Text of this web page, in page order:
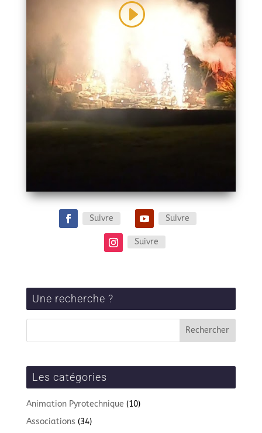
Suivre Suivre
Suivre
Une recherche ?
Les catégories
Animation Pyrotechnique (10)
Associations (34)